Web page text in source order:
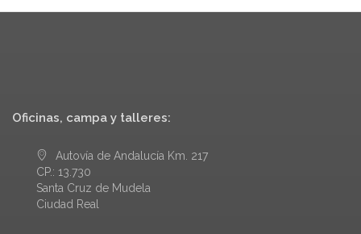
Oficinas, campa y talleres:
Autovía de Andalucía Km. 217
CP.: 13.730
Santa Cruz de Mudela
Ciudad Real